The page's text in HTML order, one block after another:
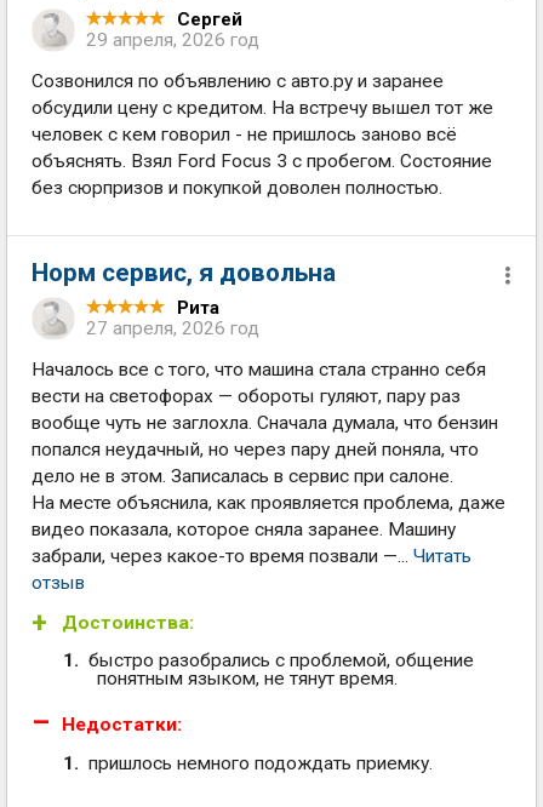
Сергей
29 апреля, 2026 год
Созвонился по объявлению с авто.ру и заранее
обсудили цену с кредитом. На встречу вышел тот же
человек с кем говорил - не пришлось заново всё
объяснять. Взял Ford Focus 3 с пробегом. Состояние
без сюрпризов и покупкой доволен полностью.
Норм сервис, я довольна
Рита
27 апреля, 2026 год
Началось все с того, что машина стала странно себя
вести на светофорах — обороты гуляют, пару раз
вообще чуть не заглохла. Сначала думала, что бензин
попался неудачный, но через пару дней поняла, что
дело не в этом. Записалась в сервис при салоне.
На месте объяснила, как проявляется проблема, даже
видео показала, которое сняла заранее. Машину
забрали, через какое-то время позвали —... Читать
отзыв
Достоинства:
быстро разобрались с проблемой, общение
понятным языком, не тянут время.
Недостатки:
пришлось немного подождать приемку.